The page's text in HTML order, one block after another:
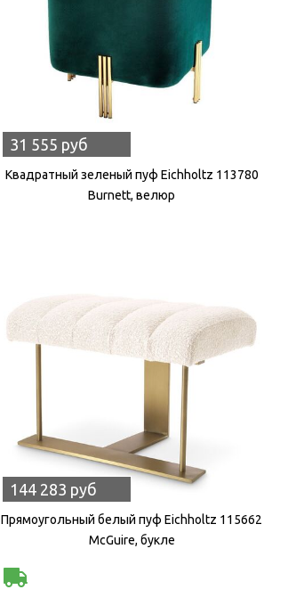
31 555 руб
Квадратный зеленый пуф Eichholtz 113780
Burnett, велюр
144 283 руб
Прямоугольный белый пуф Eichholtz 115662
McGuire, букле